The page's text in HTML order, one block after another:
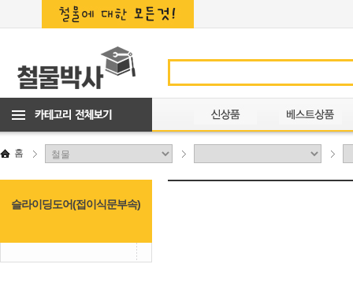
홈
슬라이딩도어(접이식문부속)